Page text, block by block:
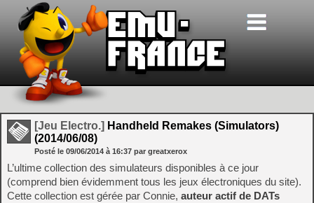
[Jeu Electro.] Handheld Remakes (Simulators)
(2014/06/08)
Posté le 09/06/2014 à 16:37 par greatxerox
L’ultime collection des simulateurs disponibles à ce jour
(comprend bien évidemment tous les jeux électroniques du site).
Cette collection est gérée par Connie, auteur actif de DATs